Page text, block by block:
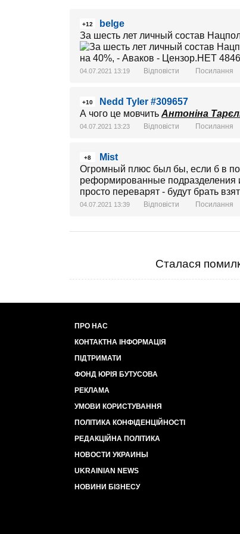
+12
belge
За шесть лет личный состав
04.07.2021 13:19 Відповісти Посилання
+10
Nedd Tyler #309657
А чого це мовчить Антоніна
04.07.2021 13:23 Відповісти Посилання
+8
Mist
Огромный плюс был бы, если б в
реформированные подразделения
просто переварят - будут брать
04.07.2021 13:39 Відповісти Посилання
Сталася
ПРО НАС
КОНТАКТНА ІНФОРМАЦІЯ
ПІДТРИМАТИ
ФОНД ЮРІЯ БУТУСОВА
РЕКЛАМА
УМОВИ КОРИСТУВАННЯ
ПОЛІТИКА КОНФІДЕНЦІЙНОСТІ
РЕДАКЦІЙНА ПОЛІТИКА
НОВОСТИ УКРАИНЫ
UKRAINIAN NEWS
НОВИНИ БІЗНЕСУ